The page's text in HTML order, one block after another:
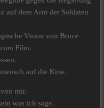
auf dem Arm der Soldaten
Vision von Bruce
Film.
auf die Knie.
mir.
was ich sage.